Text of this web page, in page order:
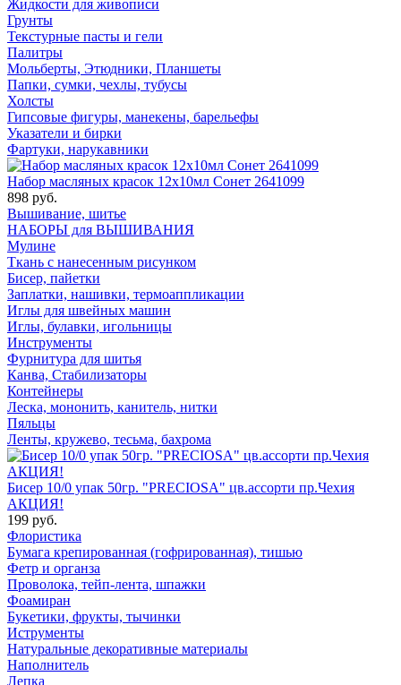
Жидкости для живописи
Грунты
Текстурные пасты и гели
Палитры
Мольберты, Этюдники, Планшеты
Папки, сумки, чехлы, тубусы
Холсты
Гипсовые фигуры, манекены, барельефы
Указатели и бирки
Фартуки, нарукавники
Набор масляных красок 12х10мл Сонет 2641099
898 руб.
Вышивание, шитье
НАБОРЫ для ВЫШИВАНИЯ
Мулине
Ткань с нанесенным рисунком
Бисер, пайетки
Заплатки, нашивки, термоаппликации
Иглы для швейных машин
Иглы, булавки, игольницы
Инструменты
Фурнитура для шитья
Канва, Стабилизаторы
Контейнеры
Леска, мононить, канитель, нитки
Пяльцы
Ленты, кружево, тесьма, бахрома
Бисер 10/0 упак 50гр. "PRECIOSA" цв.ассорти пр.Чехия
АКЦИЯ!
199 руб.
Флористика
Бумага крепированная (гофрированная), тишью
Фетр и органза
Проволока, тейп-лента, шпажки
Фоамиран
Букетики, фрукты, тычинки
Иструменты
Натуральные декоративные материалы
Наполнитель
Лепка